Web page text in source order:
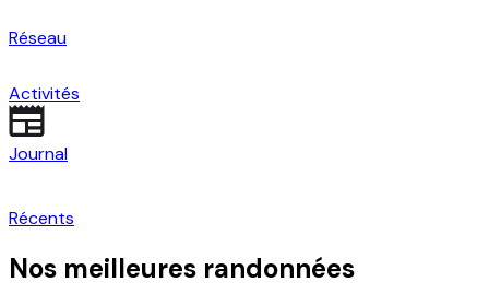
Réseau
Activités
Journal
Récents
Nos meilleures randonnées